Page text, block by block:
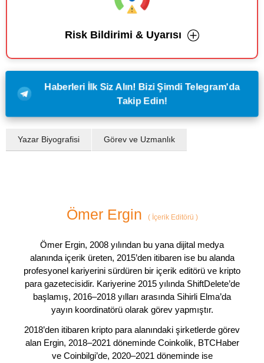
Risk Bildirimi & Uyarısı
Haberleri İlk Siz Alın! Bizi Şimdi Telegram'da
Takip Edin!
Yazar Biyografisi Görev ve Uzmanlık
Ömer Ergin (İçerik Editörü )
Ömer Ergin, 2008 yılından bu yana dijital medya
alanında içerik üreten, 2015’den itibaren ise bu alanda
profesyonel kariyerini sürdüren bir içerik editörü ve kripto
para gazetecisidir. Kariyerine 2015 yılında ShiftDelete’de
başlamış, 2016–2018 yılları arasında Sihirli Elma’da
yayın koordinatörü olarak görev yapmıştır.
2018’den itibaren kripto para alanındaki şirketlerde görev
alan Ergin, 2018–2021 döneminde Coinkolik, BTCHaber
ve Coinbilgi’de, 2020–2021 döneminde ise